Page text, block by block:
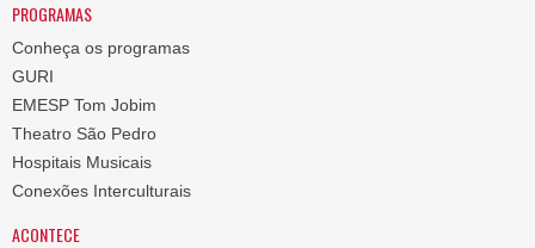
PROGRAMAS
Conheça os programas
GURI
EMESP Tom Jobim
Theatro São Pedro
Hospitais Musicais
Conexões Interculturais
ACONTECE